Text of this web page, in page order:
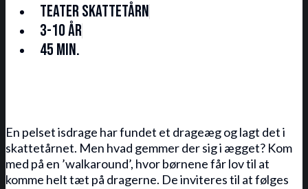
Teater Skattetårn
3-10 år
45 min.
En pelset isdrage har fundet et drageæg og lagt det i
skattetårnet. Men hvad gemmer der sig i ægget? Kom
med på en ’walkaround’, hvor børnene får lov til at
komme helt tæt på dragerne. De inviteres til at følges